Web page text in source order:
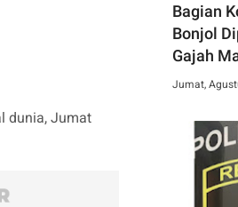
dunia, Jumat
Bagian
Bonjol
Gajah
Jumat,